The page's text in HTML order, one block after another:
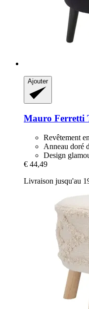
Ajouter
Mauro Ferretti
Revêtement
Anneau doré
Design
€ 44,49
Livraison jusqu'au